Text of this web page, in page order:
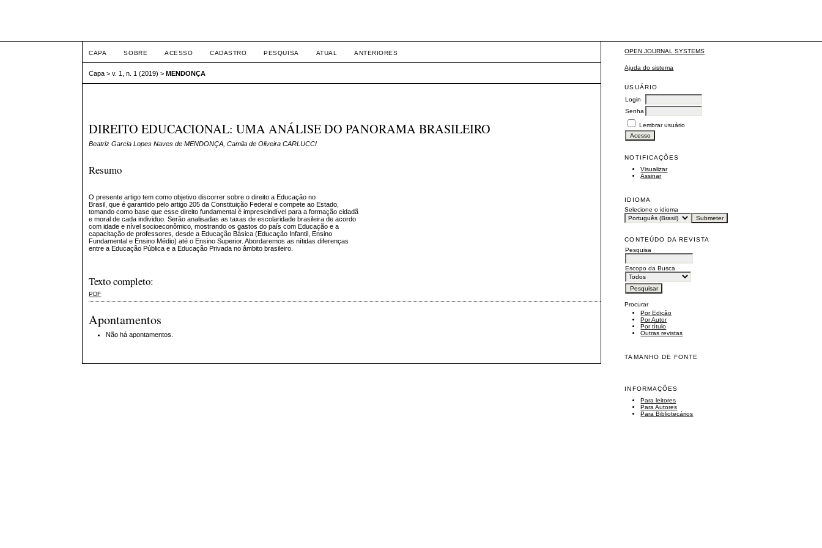
OPEN JOURNAL SYSTEMS
Ajuda do sistema
USUÁRIO
Login
Senha
Lembrar usuário
NOTIFICAÇÕES
Visualizar
Assinar
IDIOMA
Selecione o idioma
CONTEÚDO DA REVISTA
Pesquisa
Escopo da Busca
Procurar
Por Edição
Por Autor
Por título
Outras revistas
TAMANHO DE FONTE
INFORMAÇÕES
Para leitores
Para Autores
Para Bibliotecários
CAPA SOBRE ACESSO CADASTRO PESQUISA ATUAL ANTERIORES
Capa >v. 1, n. 1 (2019) >MENDONÇA
DIREITO EDUCACIONAL: UMA ANÁLISE DO PANORAMA BRASILEIRO
Beatriz Garcia Lopes Naves de MENDONÇA, Camila de Oliveira CARLUCCI
Resumo
O presente artigo tem como objetivo discorrer sobre o direito a Educação no
Brasil, que é garantido pelo artigo 205 da Constituição Federal e compete ao Estado,
tomando como base que esse direito fundamental é imprescindível para a formação cidadã
e moral de cada individuo. Serão analisadas as taxas de escolaridade brasileira de acordo
com idade e nível socioeconômico, mostrando os gastos do país com Educação e a
capacitação de professores, desde a Educação Básica (Educação Infantil, Ensino
Fundamental e Ensino Médio) até o Ensino Superior. Abordaremos as nítidas diferenças
entre a Educação Pública e a Educação Privada no âmbito brasileiro.
Texto completo:
PDF
Apontamentos
Não há apontamentos.